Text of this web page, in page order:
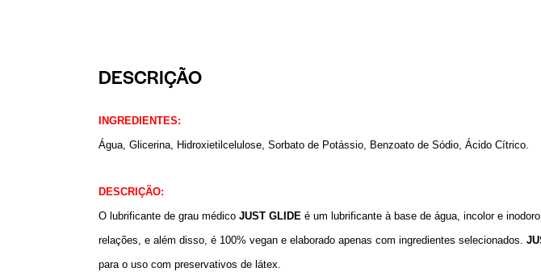
DESCRIÇÃO
INGREDIENTES:
Água, Glicerina, Hidroxietilcelulose, Sorbato de Potássio, Benzoato de Sódio, Ácido Cítrico.
DESCRIÇÃO:
O lubrificante de grau médico JUST GLIDE é um lubrificante à base de água, incolor e
relações, e além disso, é 100% vegan e elaborado apenas com ingredientes selecionados.
para o uso com preservativos de látex.